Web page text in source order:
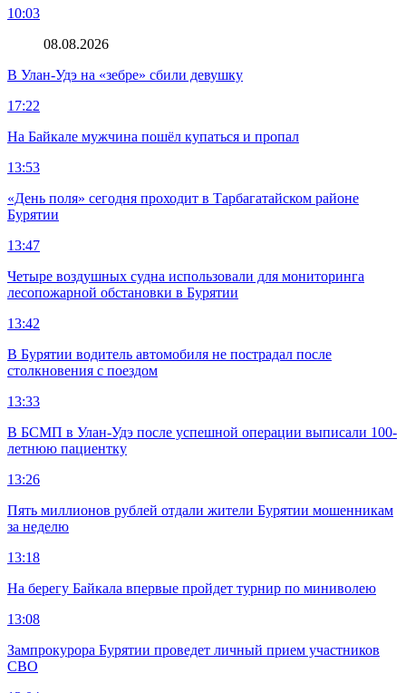
10:03
08.08.2026
В Улан-Удэ на «зебре» сбили девушку
17:22
На Байкале мужчина пошёл купаться и пропал
13:53
«День поля» сегодня проходит в Тарбагатайском районе
Бурятии
13:47
Четыре воздушных судна использовали для мониторинга
лесопожарной обстановки в Бурятии
13:42
В Бурятии водитель автомобиля не пострадал после
столкновения с поездом
13:33
В БСМП в Улан-Удэ после успешной операции выписали 100-
летнюю пациентку
13:26
Пять миллионов рублей отдали жители Бурятии мошенникам
за неделю
13:18
На берегу Байкала впервые пройдет турнир по миниволею
13:08
Зампрокурора Бурятии проведет личный прием участников
СВО